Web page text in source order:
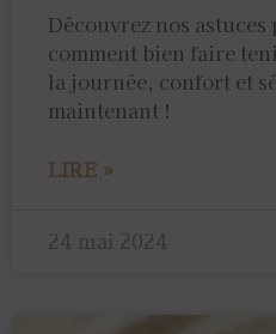
Découvrez nos
comment bien faire
la journée, confort et
maintenant !
LIRE »
24 mai 2024